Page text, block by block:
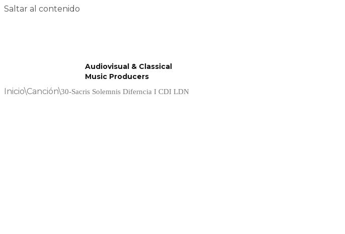
Saltar al contenido
Audiovisual & Classical
Music Producers
Inicio\Canción\30-Sacris Solemnis Diferncia I CDI LDN